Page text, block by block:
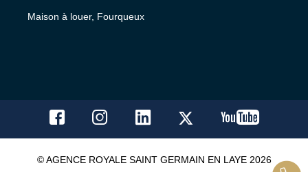
Maison à louer, Fourqueux
© AGENCE ROYALE SAINT GERMAIN EN LAYE 2026